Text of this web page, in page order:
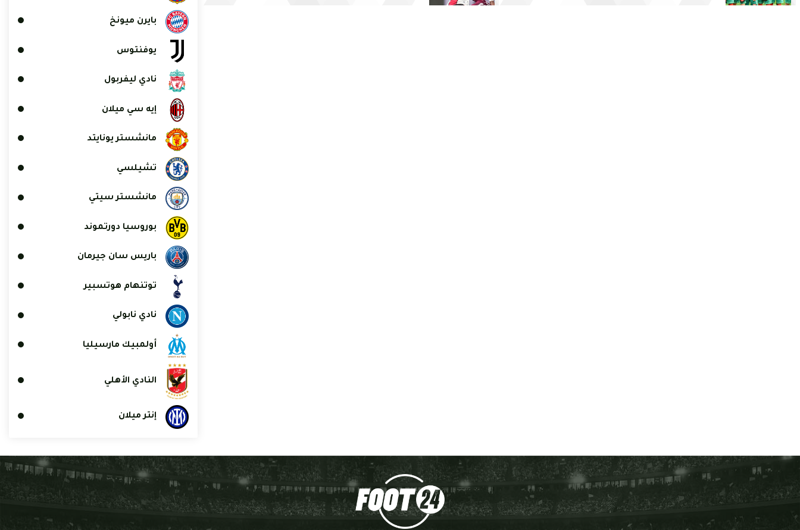
بايرن ميونخ
يوفنتوس
نادي ليفربول
إيه سي ميلان
مانشستر يونايتد
تشيلسي
مانشستر سيتي
بوروسيا دورتموند
باريس سان جيرمان
توتنهام هوتسبير
نادي نابولي
أولمبيك مارسيليا
النادي الأهلي
إنتر ميلان